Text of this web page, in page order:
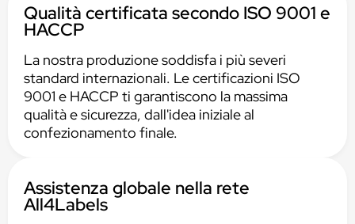
Qualità certificata secondo ISO 9001 e
HACCP
La nostra produzione soddisfa i più severi
standard internazionali. Le certificazioni ISO
9001 e HACCP ti garantiscono la massima
qualità e sicurezza, dall'idea iniziale al
confezionamento finale.
Assistenza globale nella rete
All4Labels